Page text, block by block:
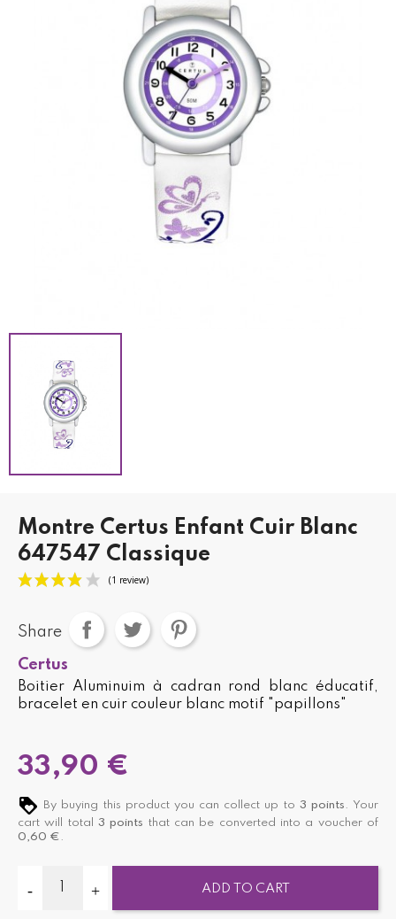
Montre Certus Enfant Cuir Blanc
647547 Classique
Share
Certus
Boitier Aluminuim à cadran rond blanc éducatif,
bracelet en cuir couleur blanc motif "papillons"
33,90 €
By buying this product you can collect up to 3 points . Your
cart will total 3 points that can be converted into a voucher of
0,60 € .
ADD TO CART